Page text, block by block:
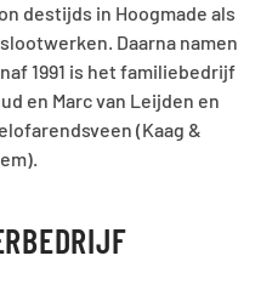
destijds in Hoogmade als
Daarna namen
1991 is het familiebedrijf
en Marc van Leijden en
(Kaag &